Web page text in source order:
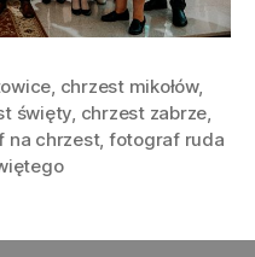
, chrzest mikołów,
święty, chrzest zabrze,
na chrzest, fotograf ruda